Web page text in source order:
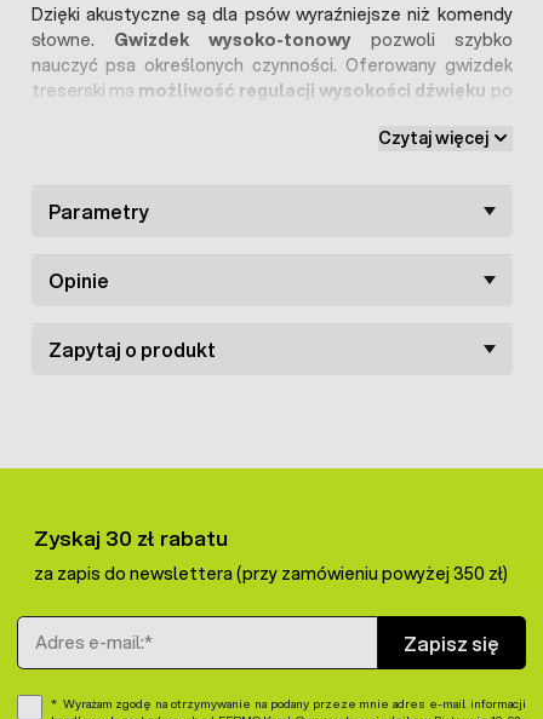
Dzięki akustyczne są dla psów wyraźniejsze niż komendy
słowne. Gwizdek wysoko-tonowy pozwoli szybko
nauczyć psa określonych czynności. Oferowany gwizdek
treserski ma możliwość regulacji wysokości dźwięku po
zawieszenie np. na szyi.
Czytaj więcej
Parametry
Opinie
Zapytaj o produkt
Zyskaj 30 zł rabatu
za zapis do newslettera (przy zamówieniu powyżej 350 zł)
Adres e-mail
Zapisz się
Wyrażam zgodę na otrzymywanie na podany przeze mnie adres e-mail informacji